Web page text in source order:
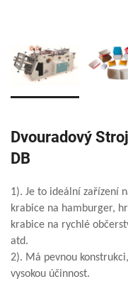
Dvouradový
DB
1). Je to ideální zařízení
krabice na hamburger,
krabice na rychlé
atd.
2). Má pevnou
vysokou účinnost.